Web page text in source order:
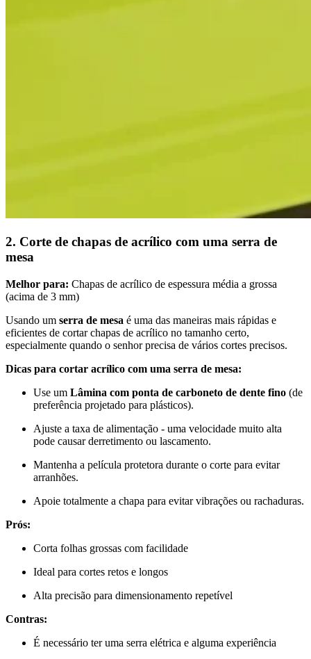
2. Corte de chapas de acrílico com uma serra de
mesa
Melhor para: Chapas de acrílico de espessura média a grossa
(acima de 3 mm)
Usando um serra de mesa é uma das maneiras mais rápidas e
eficientes de cortar chapas de acrílico no tamanho certo,
especialmente quando o senhor precisa de vários cortes precisos.
Dicas para cortar acrílico com uma serra de mesa:
Use um Lâmina com ponta de carboneto de dente fino (de
preferência projetado para plásticos).
Ajuste a taxa de alimentação - uma velocidade muito alta
pode causar derretimento ou lascamento.
Mantenha a película protetora durante o corte para evitar
arranhões.
Apoie totalmente a chapa para evitar vibrações ou rachaduras.
Prós:
Corta folhas grossas com facilidade
Ideal para cortes retos e longos
Alta precisão para dimensionamento repetível
Contras:
É necessário ter uma serra elétrica e alguma experiência